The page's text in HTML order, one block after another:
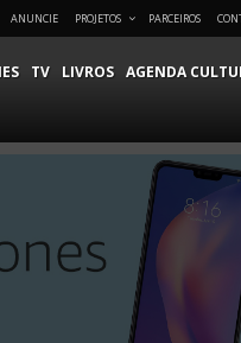
ANUNCIE PROJETOS PARCEIROS
TV LIVROS AGENDA